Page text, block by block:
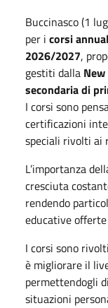
Buccinasco (1
per i corsi
2026/2027,
gestiti dalla
secondaria di
I corsi sono
certificazioni
speciali rivolti ai
L’importanza
cresciuta
rendendo
educative offerte
I corsi sono
è migliorare il
permettendogli
situazioni